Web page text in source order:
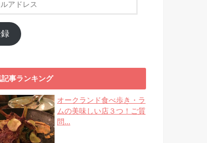
記事ランキング
オークランド食べ歩き・ラ
ムの美味しい店３つ！ご質
問...